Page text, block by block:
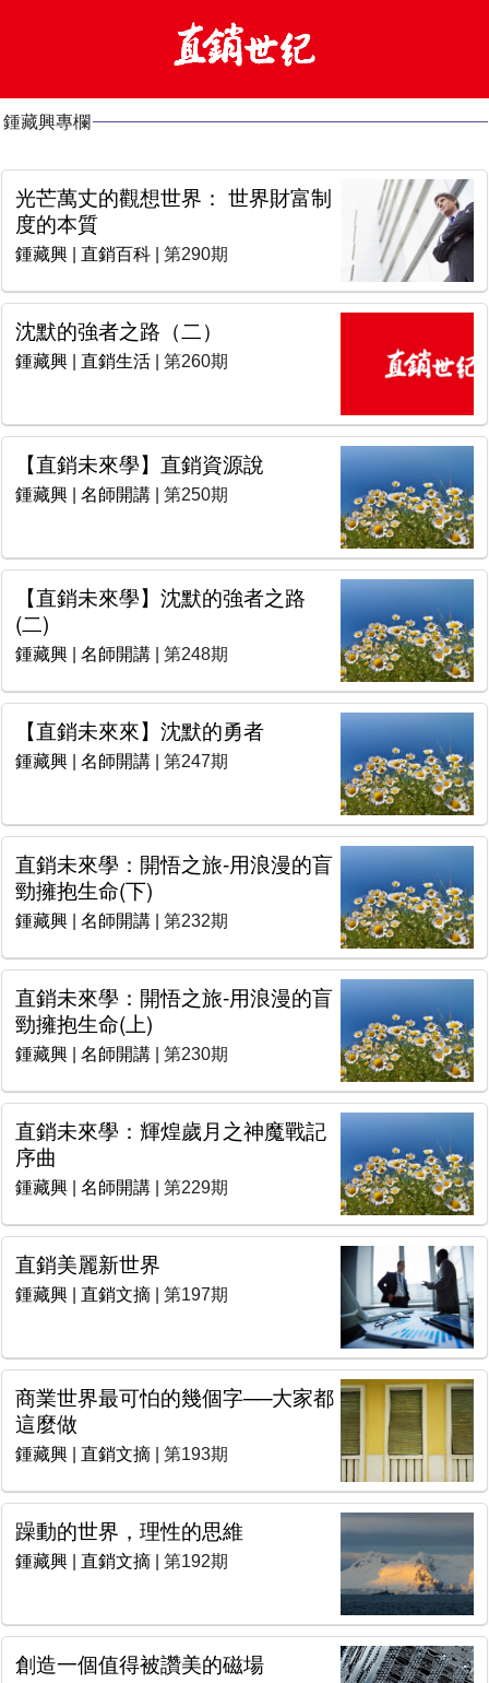
鍾藏興專欄
光芒萬丈的觀想世界： 世界財富制
度的本質
鍾藏興 直銷百科 | 第290期
沈默的強者之路（二）
鍾藏興 直銷生活 | 第260期
【直銷未來學】直銷資源說
鍾藏興 名師開講 | 第250期
【直銷未來學】沈默的強者之路
(二)
鍾藏興 名師開講 | 第248期
【直銷未來來】沈默的勇者
鍾藏興 名師開講 | 第247期
直銷未來學：開悟之旅-用浪漫的盲
勁擁抱生命(下)
鍾藏興 名師開講 | 第232期
直銷未來學：開悟之旅-用浪漫的盲
勁擁抱生命(上)
鍾藏興 名師開講 | 第230期
直銷未來學：輝煌歲月之神魔戰記
序曲
鍾藏興 名師開講 | 第229期
直銷美麗新世界
鍾藏興 直銷文摘 | 第197期
商業世界最可怕的幾個字──大家都
這麼做
鍾藏興 直銷文摘 | 第193期
躁動的世界，理性的思維
鍾藏興 直銷文摘 | 第192期
創造一個值得被讚美的磁場